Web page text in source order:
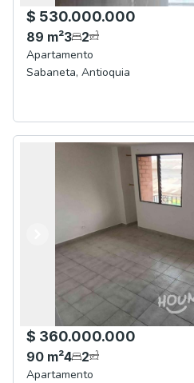
$ 530.000.000
89 m²3 2
Apartamento
Sabaneta, Antioquia
Anterior
Siguiente
$ 360.000.000
90 m²4 2
Apartamento